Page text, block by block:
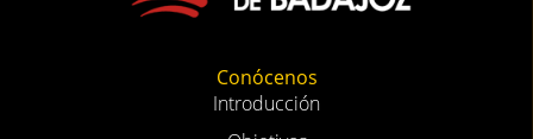
Conócenos
Introducción